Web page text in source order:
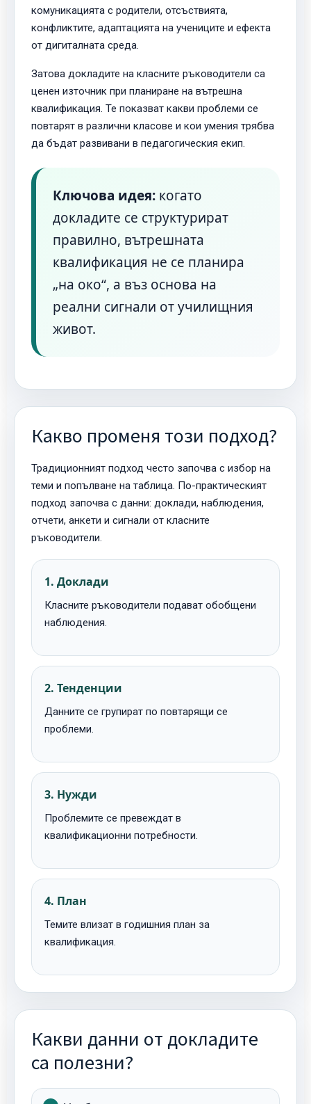
комуникацията с родители, отсъствията,
конфликтите, адаптацията на учениците и ефекта
от дигиталната среда.
Затова докладите на класните ръководители са
ценен източник при планиране на вътрешна
квалификация. Те показват какви проблеми се
повтарят в различни класове и кои умения трябва
да бъдат развивани в педагогическия екип.
Ключова идея: когато
докладите се структурират
правилно, вътрешната
квалификация не се планира
„на око“, а въз основа на
реални сигнали от училищния
живот.
Какво променя този подход?
Традиционният подход често започва с избор на
теми и попълване на таблица. По-практическият
подход започва с данни: доклади, наблюдения,
отчети, анкети и сигнали от класните
ръководители.
1. Доклади
Класните ръководители подават обобщени
наблюдения.
2. Тенденции
Данните се групират по повтарящи се
проблеми.
3. Нужди
Проблемите се превеждат в
квалификационни потребности.
4. План
Темите влизат в годишния план за
квалификация.
Какви данни от докладите
са полезни?